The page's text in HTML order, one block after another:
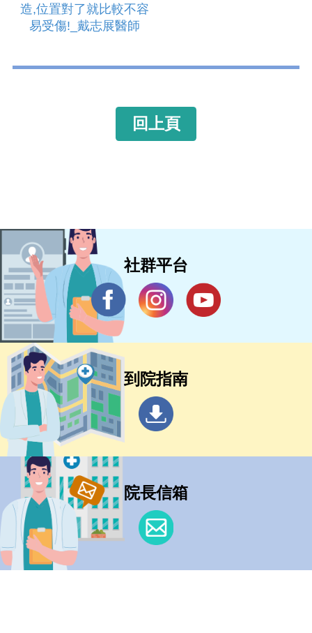
造,位置對了就比較不容
易受傷!_戴志展醫師
回上頁
社群平台
到院指南
院長信箱